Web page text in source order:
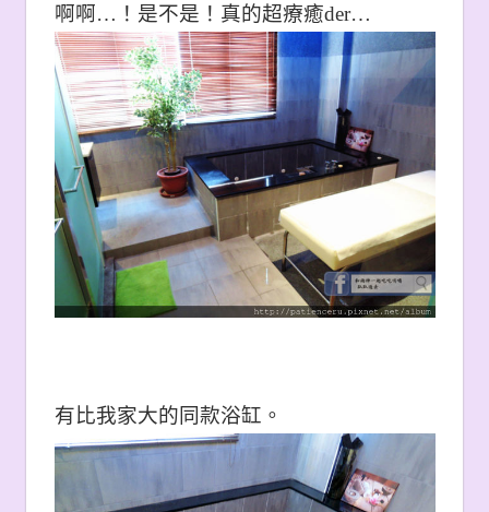
啊啊…！ 是不是！真的超療癒der…
有比我家大的同款浴缸。